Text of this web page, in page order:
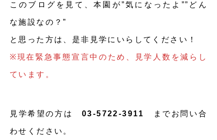
このブログを見て、本園が”気になったよ””どん
な施設なの？”
と思った方は、是非見学にいらしてください！
※現在緊急事態宣言中のため、見学人数を減らし
ています。
見学希望の方は 03-5722-3911 までお問い合
わせください。